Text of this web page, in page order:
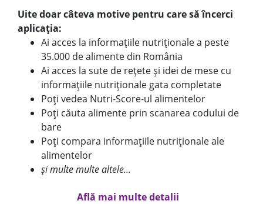
Uite doar câteva motive pentru care să încerci
aplicația:
Ai acces la informațiile nutriționale a peste
35.000 de alimente din România
Ai acces la sute de rețete și idei de mese cu
informațiile nutriționale gata completate
Poți vedea Nutri-Score-ul alimentelor
Poți căuta alimente prin scanarea codului de
bare
Poți compara informațiile nutriționale ale
alimentelor
și multe multe altele...
Află mai multe detalii